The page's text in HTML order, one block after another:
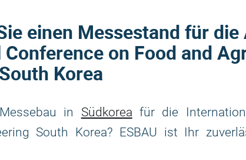
einen Messestand für
on Food and
Korea
in Südkorea für die
South Korea? ESBAU ist Ihr